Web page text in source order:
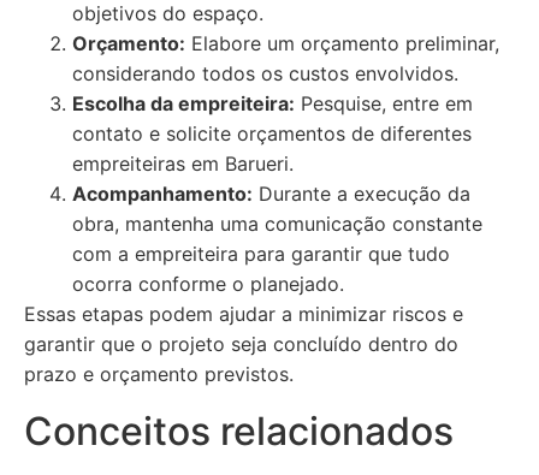
objetivos do espaço.
Orçamento: Elabore um orçamento preliminar,
considerando todos os custos envolvidos.
Escolha da empreiteira: Pesquise, entre em
contato e solicite orçamentos de diferentes
empreiteiras em Barueri.
Acompanhamento: Durante a execução da
obra, mantenha uma comunicação constante
com a empreiteira para garantir que tudo
ocorra conforme o planejado.
Essas etapas podem ajudar a minimizar riscos e
garantir que o projeto seja concluído dentro do
prazo e orçamento previstos.
Conceitos relacionados